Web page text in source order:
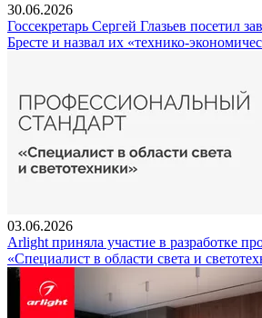
30.06.2026
Госсекретарь Сергей Глазьев посетил
Бресте и назвал их «технико-
03.06.2026
Arlight приняла участие в разработке
«Специалист в области света и